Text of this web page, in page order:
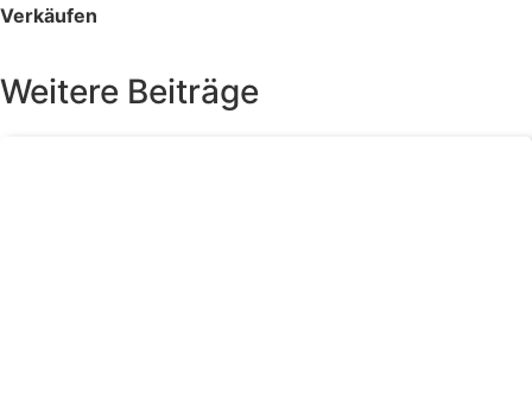
Verkäufen
Weitere Beiträge